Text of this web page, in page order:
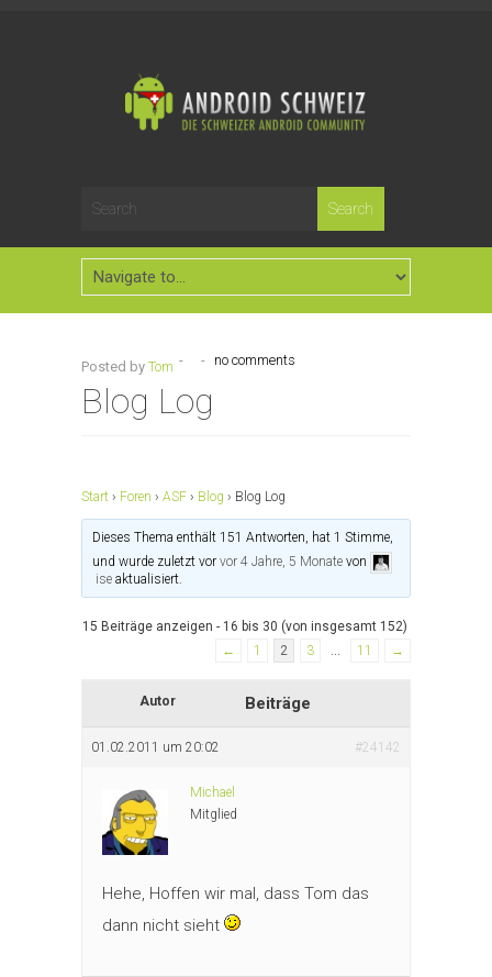
Posted by Tom - - no comments
Blog Log
Start › Foren › ASF › Blog › Blog Log
Dieses Thema enthält 151 Antworten, hat 1 Stimme,
und wurde zuletzt vorvor 4 Jahre, 5 Monate von
ise aktualisiert.
15 Beiträge anzeigen - 16 bis 30 (von insgesamt 152)
←
1 2 3 11 →
Autor Beiträge
01.02.2011 um 20:02 #24142
Michael
Mitglied
Hehe, Hoffen wir mal, dass Tom das
dann nicht sieht